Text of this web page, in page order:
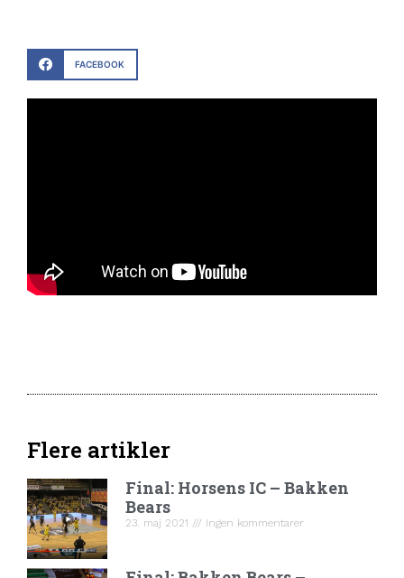
FACEBOOK
Flere artikler
Final: Horsens IC – Bakken
Bears
23. maj 2021 Ingen kommentarer